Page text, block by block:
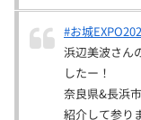
#お城
浜辺美波さん
したー！
奈良県&長浜
紹介して参り